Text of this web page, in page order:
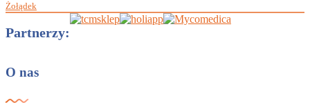
Żołądek
Partnerzy:
O nas